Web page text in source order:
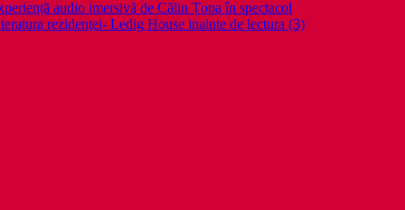
audio imersivă de Călin Țopa în spectacol
rezidenţei- Ledig House inainte de lectura (3)